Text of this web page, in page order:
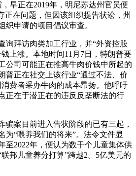
早正在2019年，明尼苏达州官员便
正在问题，但因该组织提告状讼，州
织申请的项目倡议审查。
拜访肉类加工行业，并“外资控股
上涨。本地时间11月7日，特朗普要
公司可能正在推高牛肉价钱中所起的
普正在社交上该行业“通过不法、价
费者采办牛肉的成本昂扬。他呼吁
正在于潜正在的违反反垄断法的行
案目前进入告状阶段的已有三起，
为“喂养我们的将来”。法令文件显
至2022年，便认为数千个儿童集体供
邦儿童养分打算”跨越2。5亿美元的